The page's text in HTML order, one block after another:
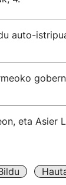
auto-
eta Asier